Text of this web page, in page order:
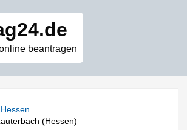
beantragen
Hessen
(Hessen)